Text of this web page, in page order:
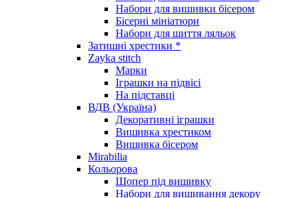
Набори для вишивки бісером
Бісерні мініатюри
Набори для шиття ляльок
Затишні хрестики *
Zayka stitch
Марки
Іграшки на підвісі
На підставці
ВДВ (Україна)
Декоративні іграшки
Вишивка хрестиком
Вишивка бісером
Mirabilia
Кольорова
Шопер під вишивку
Набори для вишивання декору